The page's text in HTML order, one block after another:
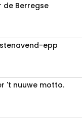
de Berregse
epp
't nuuwe motto.